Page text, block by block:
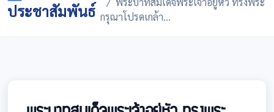
ประชาสัมพันธ์ กรุณาโปรดเกล้า...